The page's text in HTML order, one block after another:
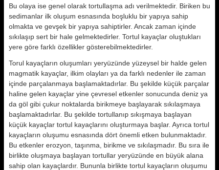
Bu olaya ise genel olarak tortullaşma adı verilmektedir. Biriken bu
sedimanlar ilk oluşum esnasında boşluklu bir yapıya sahip
olmakta ve gevşek bir yapıya sahiptirler. Ancak zaman içinde
sıkılaşıp sert bir hale gelmektedirler. Tortul kayaçlar oluştukları
yere göre farklı özellikler gösterebilmektedirler.
Torul kayaçların oluşumları yeryüzünde yüzeysel bir halde gelen
magmatik kayaçlar, ilkim olayları ya da farklı nedenler ile zaman
içinde parçalanmaya başlamaktadırlar. Bu şekilde küçük parçalar
haline gelen kayaçlar yine çevresel etkenler sonucunda deniz ya
da göl gibi çukur noktalarda birikmeye başlayarak sıkılaşmaya
başlamaktadırlar. Bu şekilde tortullanıp sıkışmaya başlayan
küçük kayaçlar tortul kayaçlarını oluşturmaya başlar. Ayrıca tortul
kayaçların oluşumu esnasında dört önemli etken bulunmaktadır.
Bu etkenler erozyon, taşınma, birikme ve sıkılaşmadır. Bu sıra ile
birlikte oluşmaya başlayan tortullar yeryüzünde en büyük alana
sahip olan kayaçlardır. Bununla birlikte tortul kayaçların oluşumu